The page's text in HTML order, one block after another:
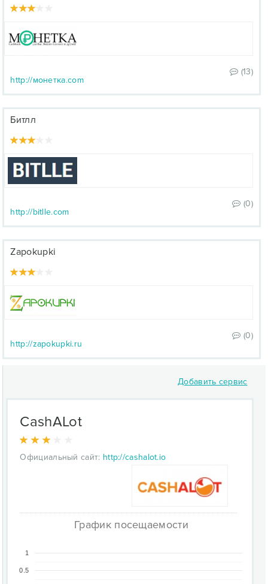
(13)
http://монетка.com
Битлл
(0)
http://bitlle.com
Zapokupki
(0)
http://zapokupki.ru
Добавить сервис
CashALot
Официальный сайт: http://cashalot.io
График посещаемости
0.5
1